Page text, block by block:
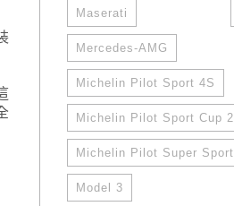
Maserati
Mercedes-AMG
Michelin Pilot Sport 4S
Michelin Pilot Sport Cup 2
Michelin Pilot Super Sport
Model 3